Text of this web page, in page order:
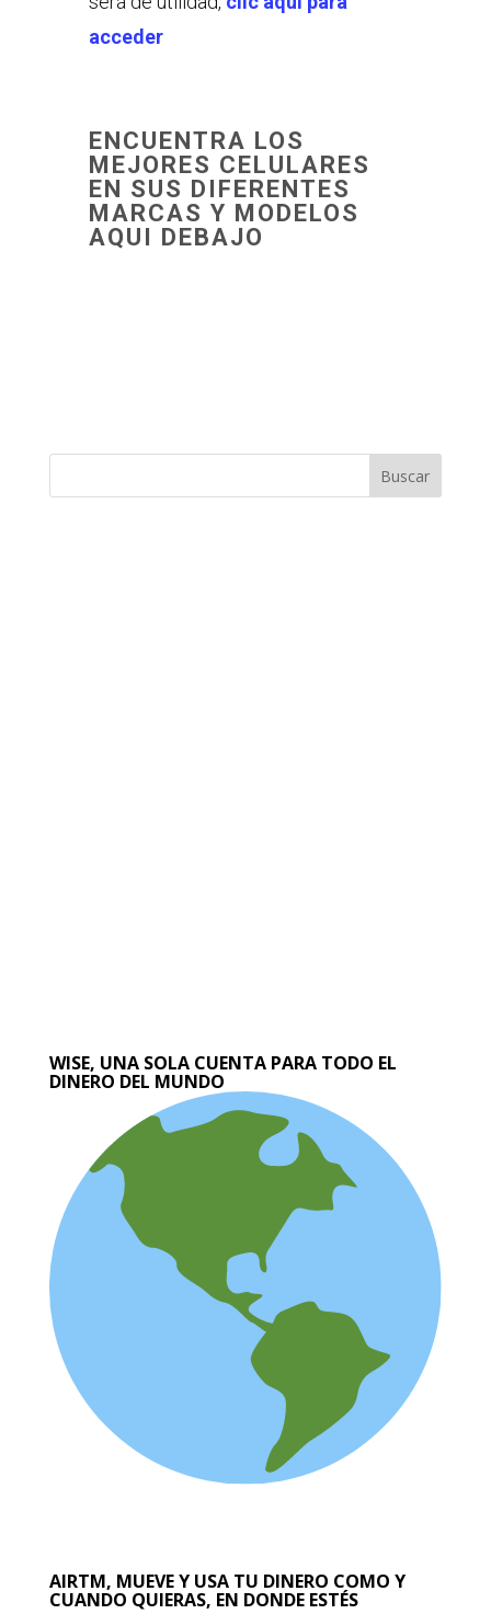
acceder
ENCUENTRA LOS
MEJORES CELULARES
EN SUS DIFERENTES
MARCAS Y MODELOS
AQUI DEBAJO
Buscar
WISE, UNA SOLA CUENTA PARA TODO EL
DINERO DEL MUNDO
AIRTM, MUEVE Y USA TU DINERO COMO Y
CUANDO QUIERAS, EN DONDE ESTÉS